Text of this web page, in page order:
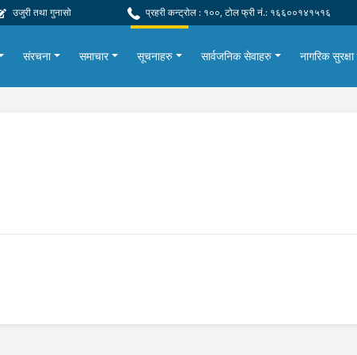
उजुरी तथा गुनासो प्रहरी कन्ट्रोल : १००, टोल फ्री नं.: १६६००१४१५१६
संरचना समाचार सूचनाहरु सार्वजनिक सेवाहरु नागरिक सुरक्षा